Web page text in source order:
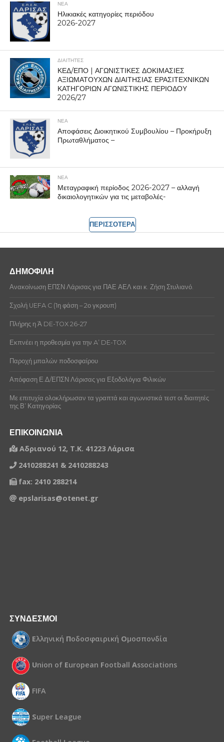
ΝΕΑ
Ηλικιακές κατηγορίες περιόδου
2026-2027
ΔΙΑΙΤΗΤΕΣ
ΚΕΔ/ΕΠΟ | ΑΓΩΝΙΣΤΙΚΕΣ ΔΟΚΙΜΑΣΙΕΣ
ΑΞΙΩΜΑΤΟΥΧΩΝ ΔΙΑΙΤΗΣΙΑΣ ΕΡΑΣΙΤΕΧΝΙΚΩΝ
ΚΑΤΗΓΟΡΙΩΝ ΑΓΩΝΙΣΤΙΚΗΣ ΠΕΡΙΟΔΟΥ
2026/27
ΝΕΑ
Αποφάσεις Διοικητικού Συμβουλίου – Προκήρυξη
Πρωταθλήματος –
ΝΕΑ
Μεταγραφική περίοδος 2026-2027 – αλλαγή
δικαιολογητικών για τις μεταβολές-
ΠΕΡΙΣΣΟΤΕΡΑ
ΔΗΜΟΦΙΛΗ
Ανακοίνωση ΕΠΣΝ Λάρισας για ΠΑΕ ΑΕΛ και κ. Ζήση Στυλιανό.
Σχολή UEFA C (1η φάση – 2ο γκρουπ)
Πλήρης η Ά DE-TOX 26-27
Εκπνέει η προθεσμία για την A’ DE-TOX
Παροχή μπαλών ποδοσφαίρου
Απόφαση Ε.Δ/ΕΠΣΝ Λάρισας για Εξοδολόγια Φιλικών
Με επιτυχία ολοκλήρωσαν τα γραπτά και αγωνιστικά τεστ οι διαιτητές
της Β’ Κατηγορίας
ΕΠΙΚΟΙΝΩΝΙΑ
Αδριανού 12, Τ.Κ. 41223 Λάρισα
2410288241 & 2410288243
fax: 2410 288214
epslarisas@otenet.gr
ΣΥΝΔΕΣΜΟΙ
Ελληνική Ποδοσφαιρική Ομοσπονδία
Union of European Football Associations
FIFA
Super League